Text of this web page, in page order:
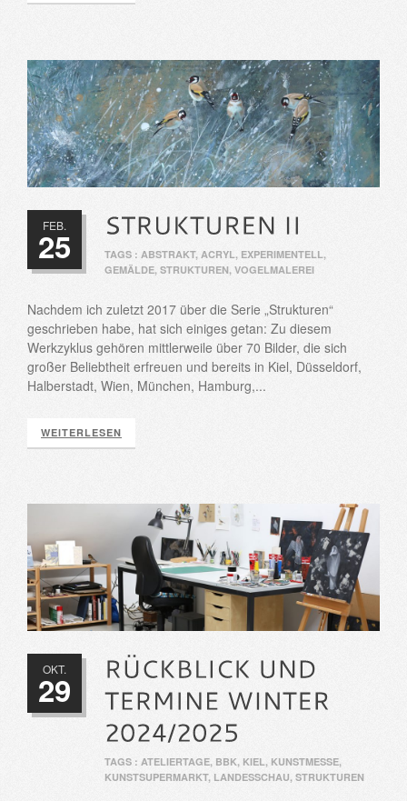
FEB.
25 TAGS : ABSTRAKT, ACRYL, EXPERIMENTELL,
GEMÄLDE, STRUKTUREN, VOGELMALEREI
Nachdem ich zuletzt 2017 über die Serie „Strukturen“
geschrieben habe, hat sich einiges getan: Zu diesem
Werkzyklus gehören mittlerweile über 70 Bilder, die sich
großer Beliebtheit erfreuen und bereits in Kiel, Düsseldorf,
Halberstadt, Wien, München, Hamburg,...
WEITERLESEN
OKT.
29
TAGS : ATELIERTAGE, BBK, KIEL, KUNSTMESSE,
KUNSTSUPERMARKT, LANDESSCHAU, STRUKTUREN